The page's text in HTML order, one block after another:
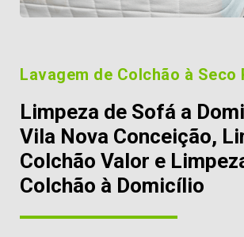
Lavagem de Colchão à Seco
Limpeza de Sofá a
Vila Nova Conceição,
Colchão Valor e
Colchão à Domicílio